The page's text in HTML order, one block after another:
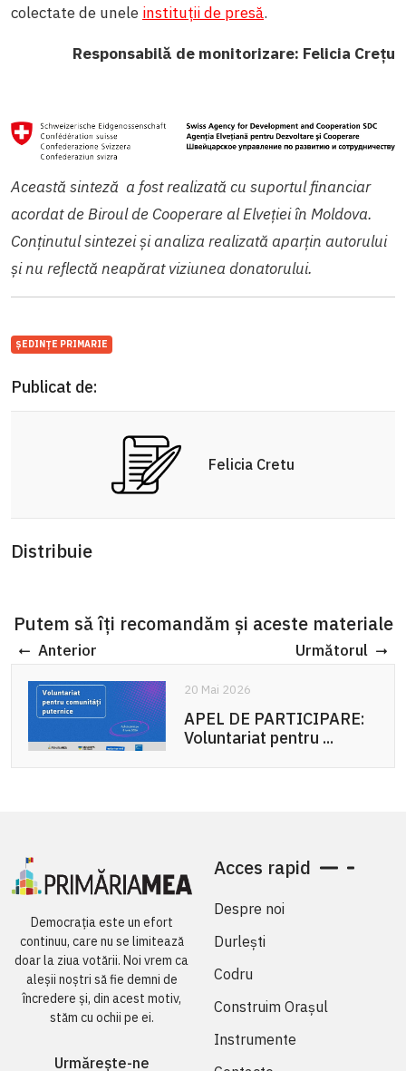
colectate de unele instituții de presă.
Responsabilă de monitorizare: Felicia Crețu
Această sinteză a fost realizată cu suportul financiar
acordat de Biroul de Cooperare al Elveției în Moldova.
Conținutul sintezei și analiza realizată aparțin autorului
și nu reflectă neapărat viziunea donatorului.
ȘEDINȚE PRIMARIE
Publicat de:
Felicia Cretu
Distribuie
Putem să îți recomandăm și aceste materiale
Anterior Următorul
20 Mai 2026
APEL DE PARTICIPARE:
Voluntariat pentru ...
Democrația este un efort
continuu, care nu se limitează
doar la ziua votării. Noi vrem ca
aleșii noștri să fie demni de
încredere și, din acest motiv,
stăm cu ochii pe ei.
Urmărește-ne
Acces rapid
Despre noi
Durlești
Codru
Construim Orașul
Instrumente